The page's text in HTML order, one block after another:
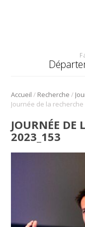
Accueil / Recherche /
JOURNÉE DE
2023_153